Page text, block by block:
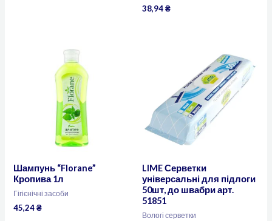
38,94₴
Шампунь “Florane”
Кропива 1л
Гігієнічні засоби
45,24₴
LIME Серветки
універсальні для підлоги
50шт, до швабри арт.
51851
Вологі серветки